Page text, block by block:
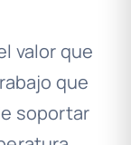
valor que
que
soportar